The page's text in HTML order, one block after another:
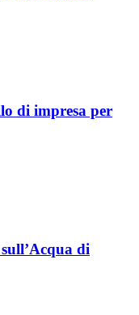
di impresa per
di